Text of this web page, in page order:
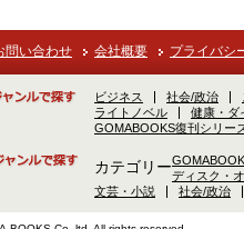
問い合わせ 会社概要 プライバシ
ビジネス 社会/政治
ライトノベル
健康・ダ
GOMABOOKS復刊シリー
カテゴリーディスク・
文芸・小説
社会/政治